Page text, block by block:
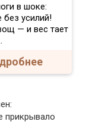
в шоке:
без усилий!
— и вес тает
прикрывало